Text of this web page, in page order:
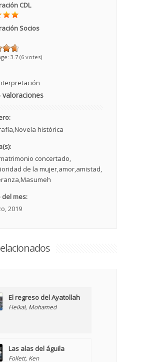
CDL
Socios
3.7 (6 votes)
valoraciones
Novela histórica
concertado
de la mujer amor amistad
Masumeh
del mes:
2019
El regreso del Ayatollah
Heikal, Mohamed
Las alas del águila
Follett, Ken